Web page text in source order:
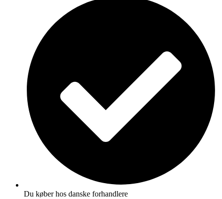
Du køber hos danske forhandlere